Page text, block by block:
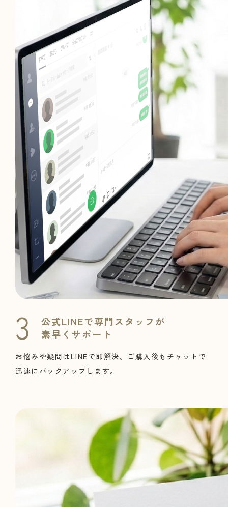
公式LINEで専門スタッフが
素早くサポート
お悩みや疑問はLINEで即解決。ご購入後もチャットで
迅速にバックアップします。